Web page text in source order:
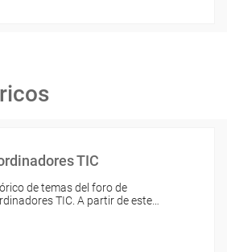
TIC
de temas del foro de
TIC. A partir de este…